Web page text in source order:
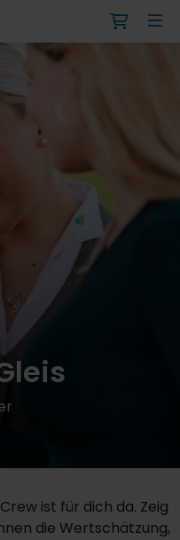
ist für dich da. Zeig
die Wertschätzung,